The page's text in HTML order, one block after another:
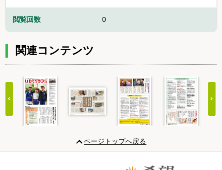
閲覧回数 0
関連コンテンツ
20
ページトップへ戻る